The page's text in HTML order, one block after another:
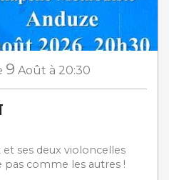
9 Août à 20:30
ses deux violoncelles
comme les autres !